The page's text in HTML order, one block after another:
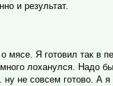
и результат.
мясе. Я готовил так в
лоханулся. Надо
ну не совсем готово. А